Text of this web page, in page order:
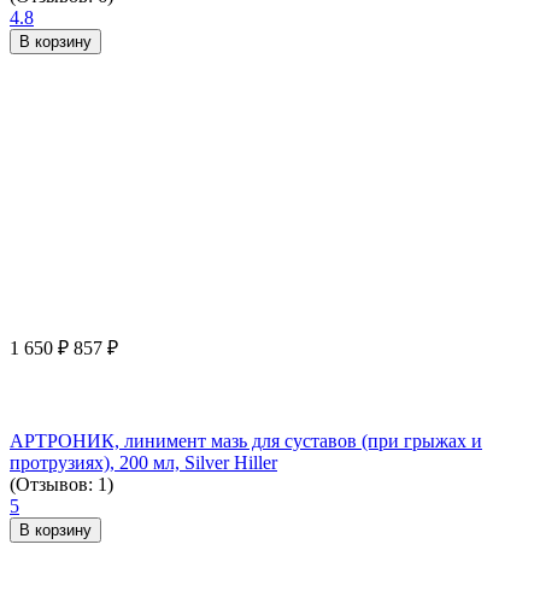
4.8
В корзину
1 650 ₽ 857 ₽
АРТРОНИК, линимент мазь для суставов (при грыжах и
протрузиях), 200 мл, Silver Hiller
(Отзывов: 1)
5
В корзину